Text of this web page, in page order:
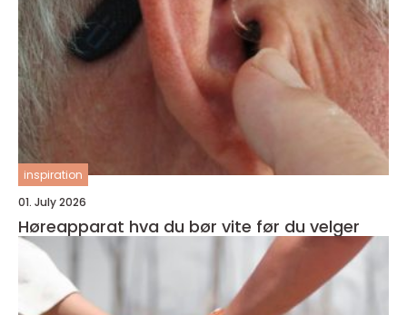
inspiration
01. July 2026
Høreapparat hva du bør vite før du velger